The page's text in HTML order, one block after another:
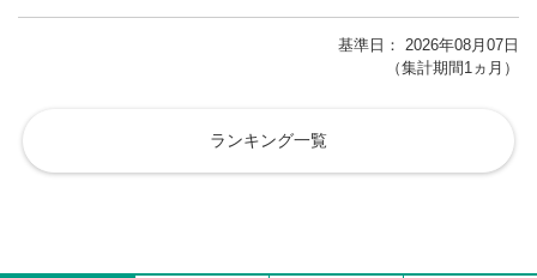
基準日： 2026年08月07日
（集計期間1ヵ月）
ランキング一覧